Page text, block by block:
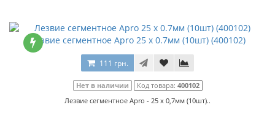
Лезвие сегментное Apro 25 x 0.7мм (10шт) (400102)
111 грн.
Нет в наличии Код товара: 400102
Лезвие сегментное Apro - 25 x 0,7мм (10шт)..